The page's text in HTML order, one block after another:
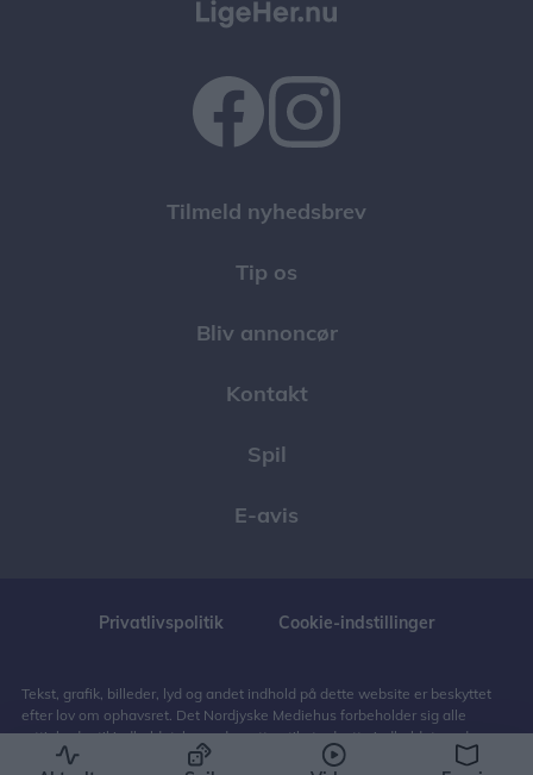
Tilmeld nyhedsbrev
Tip os
Bliv annoncør
Kontakt
Spil
E-avis
Privatlivspolitik Cookie-indstillinger
Tekst, grafik, billeder, lyd og andet indhold på dette website er beskyttet
efter lov om ophavsret. Det Nordjyske Mediehus forbeholder sig alle
rettigheder til indholdet, herunder retten til at udnytte indholdet med
henblik på tekst- og datamining, jf. ophavsretslovens § 11 b og DSM-